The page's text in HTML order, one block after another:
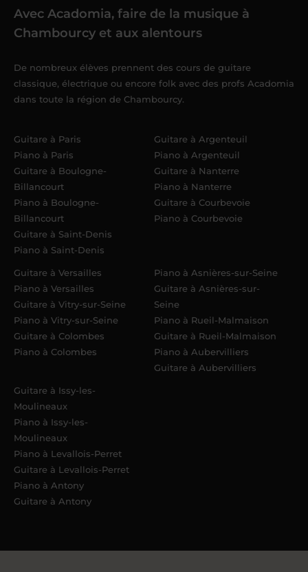
Avec Acadomia, faire de la musique à
Chambourcy et aux alentours
De nombreux élèves prennent des cours de guitare
classique, électrique ou encore folk avec des profs Acadomia
dans toute la région de Chambourcy.
Guitare à Paris
Piano à Paris
Guitare à Boulogne-
Billancourt
Piano à Boulogne-
Billancourt
Guitare à Saint-Denis
Piano à Saint-Denis
Guitare à Argenteuil
Piano à Argenteuil
Guitare à Nanterre
Piano à Nanterre
Guitare à Courbevoie
Piano à Courbevoie
Guitare à Versailles
Piano à Versailles
Guitare à Vitry-sur-Seine
Piano à Vitry-sur-Seine
Guitare à Colombes
Piano à Colombes
Piano à Asnières-sur-Seine
Guitare à Asnières-sur-
Seine
Piano à Rueil-Malmaison
Guitare à Rueil-Malmaison
Piano à Aubervilliers
Guitare à Aubervilliers
Guitare à Issy-les-
Moulineaux
Piano à Issy-les-
Moulineaux
Piano à Levallois-Perret
Guitare à Levallois-Perret
Piano à Antony
Guitare à Antony